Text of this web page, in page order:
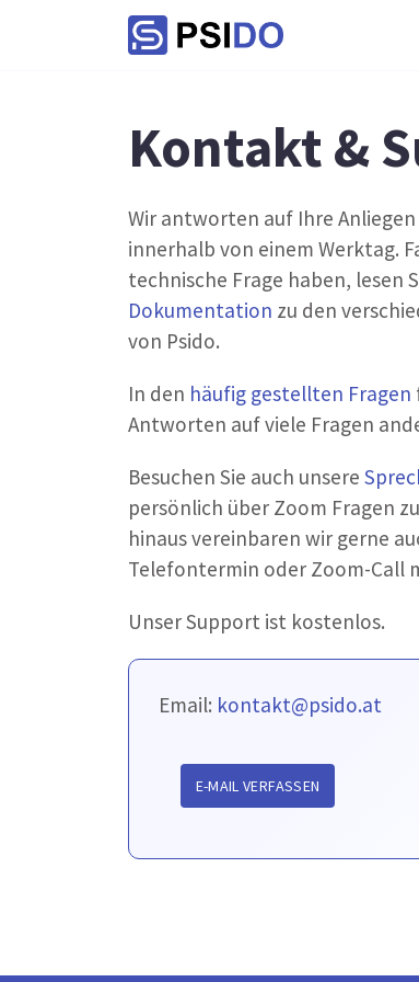
Kontakt &
Wir antworten auf Ihre Anliegen
innerhalb von einem Werktag.
technische Frage haben, lesen
Dokumentation zu den
von Psido.
In den häufig gestellten Fragen
Antworten auf viele Fragen
Besuchen Sie auch unsere
persönlich über Zoom Fragen
hinaus vereinbaren wir gerne
Telefontermin oder Zoom-Call
Unser Support ist kostenlos.
Email: kontakt@psido.at
E-MAIL VERFASSEN